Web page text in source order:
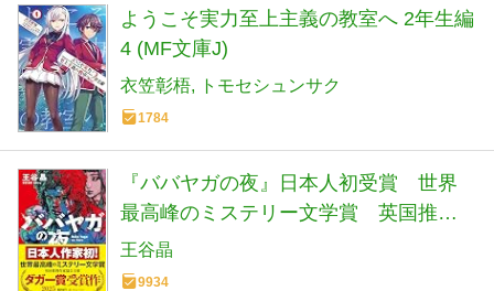
ようこそ実力至上主義の教室へ 2年生編
4 (MF文庫J)
衣笠彰梧 トモセシュンサク
1784
『ババヤガの夜』日本人初受賞 世界
最高峰のミステリー文学賞 英国推理
作家協会賞(ダガー賞） (河出文庫 お 46-
1)
王谷晶
9934